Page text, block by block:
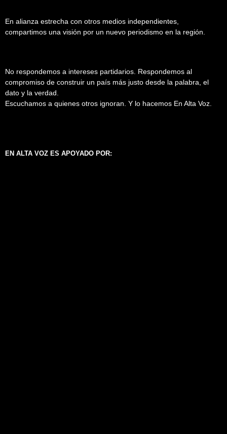
En alianza estrecha con otros medios independientes,
compartimos una visión por un nuevo periodismo en la región.
No respondemos a intereses partidarios. Respondemos al
compromiso de construir un país más justo desde la palabra, el
dato y la verdad.
Escuchamos a quienes otros ignoran. Y lo hacemos En Alta Voz.
EN ALTA VOZ ES APOYADO POR: